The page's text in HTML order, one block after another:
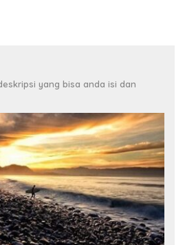
yang bisa anda isi dan